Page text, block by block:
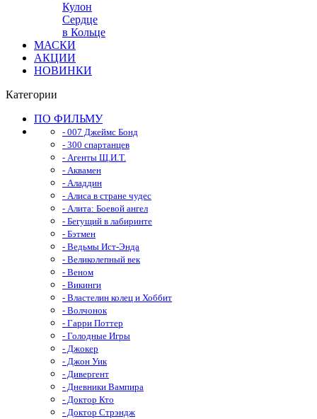
Кулон
Сердце
в Кольце
МАСКИ
АКЦИИ
НОВИНКИ
Категории
ПО ФИЛЬМУ
- 007 Джеймс Бонд
- 300 спартанцев
- Агенты Щ.И.Т.
- Аквамен
- Аладдин
- Алиса в стране чудес
- Алита: Боевой ангел
- Бегущий в лабиринте
- Бэтмен
- Ведьмы Ист-Энда
- Великолепный век
- Веном
- Викинги
- Властелин колец и Хоббит
- Волчонок
- Гарри Поттер
- Голодные Игры
- Джокер
- Джон Уик
- Дивергент
- Дневники Вампира
- Доктор Кто
- Доктор Стрэндж